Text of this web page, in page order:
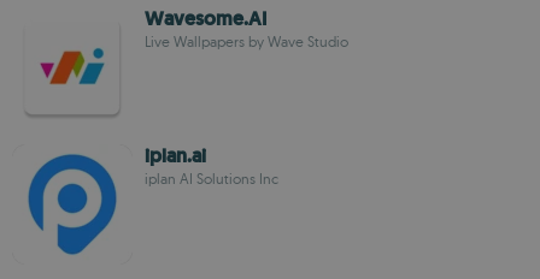
Wavesome.AI
Live Wallpapers by Wave Studio
iplan.ai
iplan AI Solutions Inc